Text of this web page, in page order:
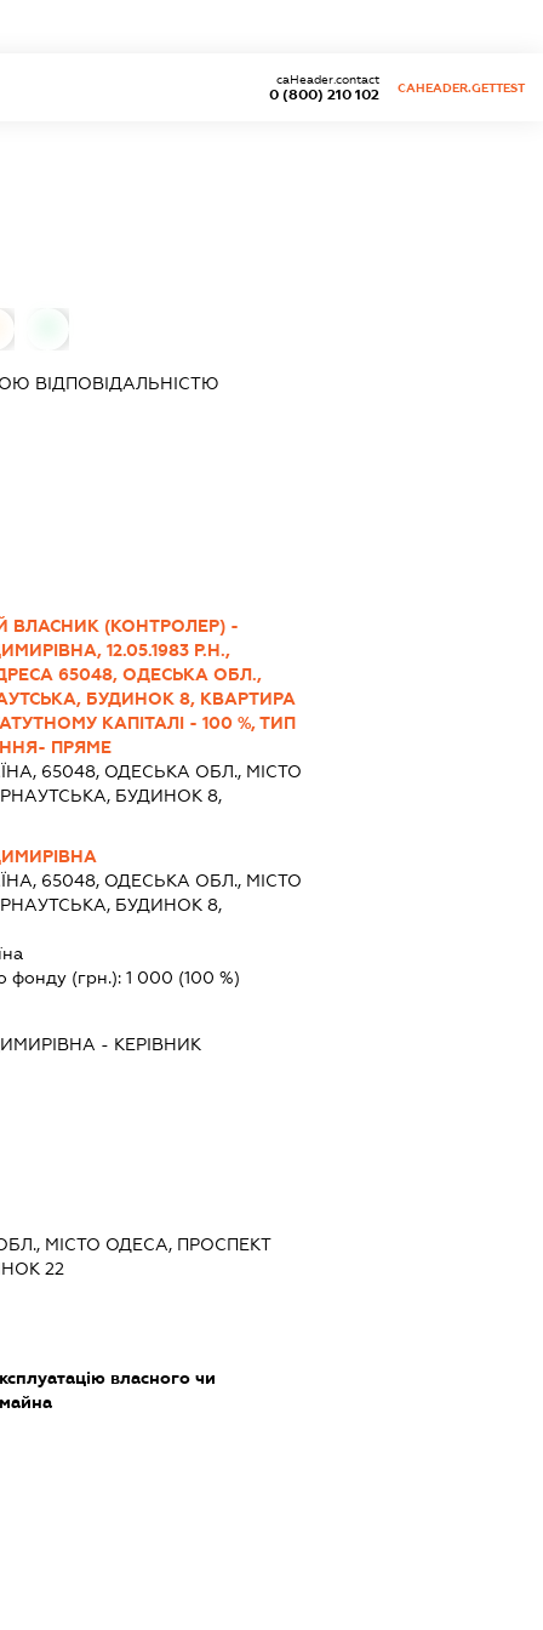
0 (800) 210 102
caHeader.contact
CAHEADER.GETTEST
ВІДПОВІДАЛЬНІСТЮ
ВЛАСНИК (КОНТРОЛЕР) -
12.05.1983 Р.Н.,
65048, ОДЕСЬКА ОБЛ.,
БУДИНОК 8, КВАРТИРА
КАПІТАЛІ - 100 %, ТИП
ПРЯМЕ
65048, ОДЕСЬКА ОБЛ., МІСТО
БУДИНОК 8,
65048, ОДЕСЬКА ОБЛ., МІСТО
БУДИНОК 8,
фонду (грн.): 1 000 (100 %)
- КЕРІВНИК
МІСТО ОДЕСА, ПРОСПЕКТ
22
власного чи